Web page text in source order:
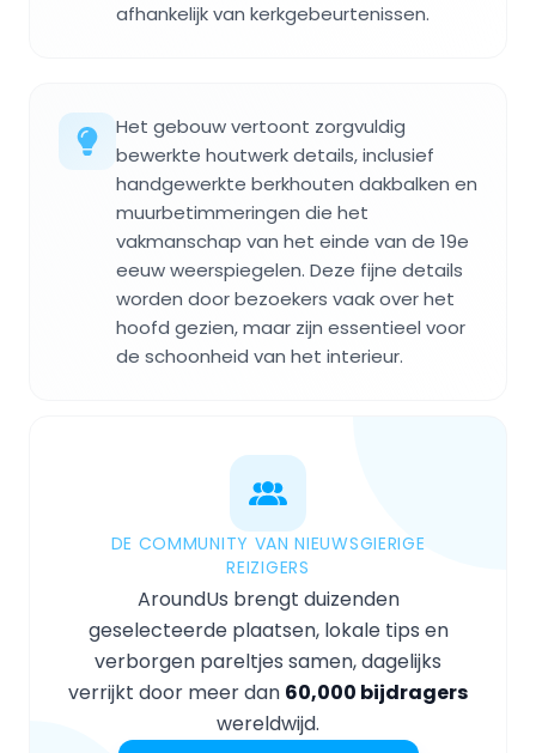
afhankelijk van kerkgebeurtenissen.
Het gebouw vertoont zorgvuldig
bewerkte houtwerk details, inclusief
handgewerkte berkhouten dakbalken en
muurbetimmeringen die het
vakmanschap van het einde van de 19e
eeuw weerspiegelen. Deze fijne details
worden door bezoekers vaak over het
hoofd gezien, maar zijn essentieel voor
de schoonheid van het interieur.
DE COMMUNITY VAN NIEUWSGIERIGE
REIZIGERS
AroundUs brengt duizenden
geselecteerde plaatsen, lokale tips en
verborgen pareltjes samen, dagelijks
verrijkt door meer dan 60,000 bijdragers
wereldwijd.